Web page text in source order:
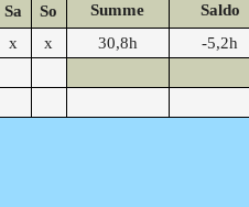
Sa So Summe
Saldo
x x 30,8h
-5,2h